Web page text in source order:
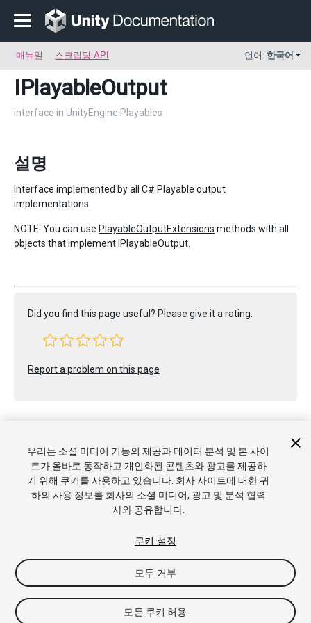
매뉴얼 스크립팅 API 언어: 한국어
IPlayableOutput
interface in UnityEngine.Playables
설명
Interface implemented by all C# Playable output
implementations.
NOTE: You can use PlayableOutputExtensions methods with all
objects that implement IPlayableOutput.
Did you find this page useful? Please give it a rating:
Report a problem on this page
Copyright © 2021 Unity Technologies. Publication 2021.1
튜토리얼
커뮤니티 답변 기술 자료 포럼 에셋 스토어
개인정보처리방침
우리는 소셜 미디어 기능의 제공과 데이터 분석 및 본 사이
트가 올바로 동작하고 개인화된 콘텐츠와 광고를 제공하
기 위해 쿠키를 사용하고 있습니다. 회사 사이트에 대한 귀
하의 사용 정보를 회사의 소셜 미디어, 광고 및 분석 협력
사와 공유합니다.
쿠키 설정
모두 거부
모든 쿠키 허용